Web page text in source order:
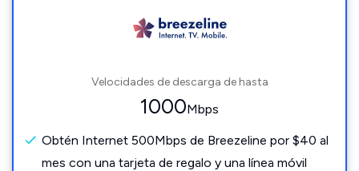
Velocidades de descarga de hasta
1000Mbps
Obtén Internet 500Mbps de Breezeline por $40 al
mes con una tarjeta de regalo y una línea móvil